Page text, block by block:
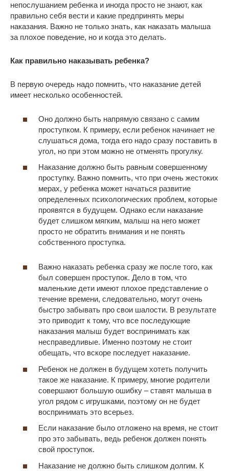
непослушанием ребенка и иногда просто не знают, как
правильно себя вести и какие предпринять меры
наказания. Важно не только знать, как наказать малыша
за плохое поведение, но и когда это делать.
Как правильно наказывать ребенка?
В первую очередь надо помнить, что наказание детей
имеет несколько особенностей.
Оно должно быть напрямую связано с самим
проступком. К примеру, если ребенок начинает не
слушаться дома, тогда его надо сразу поставить в
угол, но при этом можно не отменять прогулку.
Наказание должно быть равным совершенному
проступку. Важно помнить, что при очень жестоких
мерах, у ребенка может начаться развитие
определенных психологических проблем, которые
проявятся в будущем. Однако если наказание
будет слишком мягким, малыш на него может
просто не обратить внимания и не понять
собственного проступка.
Важно наказать ребенка сразу же после того, как
был совершен проступок. Дело в том, что
маленькие дети имеют плохое представление о
течение времени, следовательно, могут очень
быстро забывать про свои шалости. В результате
это приводит к тому, что все последующие
наказания малыш будет воспринимать как
несправедливые. Именно поэтому не стоит
обещать, что вскоре последует наказание.
Ребенок не должен в будущем хотеть получить
такое же наказание. К примеру, многие родители
совершают большую ошибку – ставят малыша в
угол рядом с игрушками, поэтому он не будет
воспринимать это всерьез.
Если наказание было отложено на время, не стоит
про это забывать, ведь ребенок должен понять
свой проступок.
Наказание не должно быть слишком долгим. К